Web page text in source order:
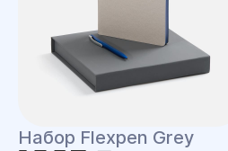
Набор Flexpen Grey